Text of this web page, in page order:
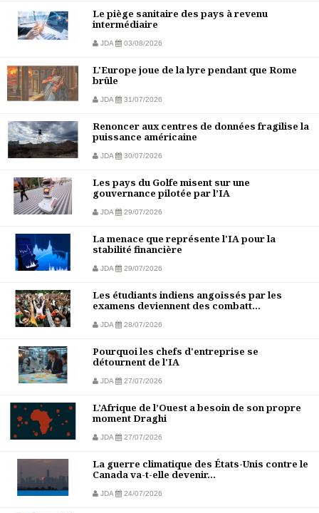
Le piège sanitaire des pays à revenu
intermédiaire
JDA 03/08/2026
L'Europe joue de la lyre pendant que Rome
brûle
JDA 31/07/2026
Renoncer aux centres de données fragilise la
puissance américaine
JDA 30/07/2026
Les pays du Golfe misent sur une
gouvernance pilotée par l’IA
JDA 29/07/2026
La menace que représente l'IA pour la
stabilité financière
JDA 29/07/2026
Les étudiants indiens angoissés par les
examens deviennent des combatt...
JDA 28/07/2026
Pourquoi les chefs d'entreprise se
détournent de l'IA
JDA 27/07/2026
L’Afrique de l’Ouest a besoin de son propre
moment Draghi
JDA 27/07/2026
La guerre climatique des États-Unis contre le
Canada va-t-elle devenir...
JDA 24/07/2026